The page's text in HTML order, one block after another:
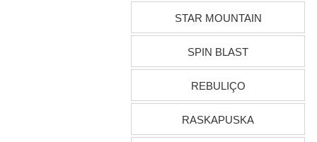
STAR MOUNTAIN
SPIN BLAST
REBULIÇO
RASKAPUSKA